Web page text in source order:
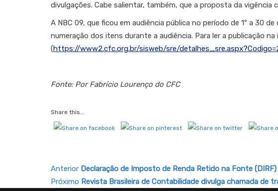
divulgações. Cabe salientar, também, que a proposta da vigência
A NBC 09, que ficou em audiência pública no período de 1º a 30
numeração dos itens durante a audiência. Para ler a publicação
(https://www2.cfc.org.br/sisweb/sre/
Fonte: Por Fabrício Lourenço do CFC
Share this...
Anterior Declaração de Imposto de Renda Retido na Fonte
Próximo Revista Brasileira de Contabilidade divulga chamada de